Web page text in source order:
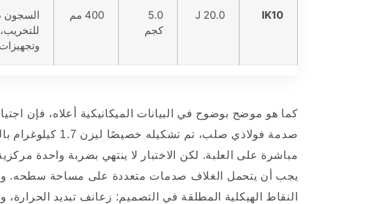
IK10
20.0 J
5.0
كجم
400 مم
السجون
يجب أن يتحمل الغلاف صدمات متعددة على مساحة سطحه.
النقاط الهيكلية المطلقة في التصميم: زعانف تبديد